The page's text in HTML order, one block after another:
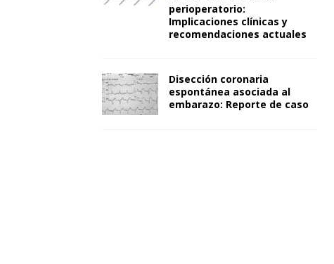
perioperatorio:
Implicaciones clínicas y
recomendaciones actuales
Disección coronaria
espontánea asociada al
embarazo: Reporte de caso